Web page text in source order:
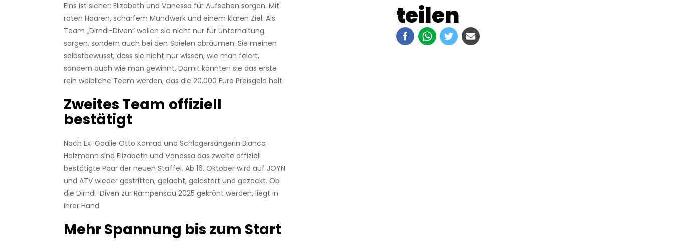
Eins ist sicher: Elizabeth und Vanessa für Aufsehen sorgen. Mit
roten Haaren, scharfem Mundwerk und einem klaren Ziel. Als
Team „Dirndl-Diven“ wollen sie nicht nur für Unterhaltung
sorgen, sondern auch bei den Spielen abräumen. Sie meinen
selbstbewusst, dass sie nicht nur wissen, wie man feiert,
sondern auch wie man gewinnt. Damit könnten sie das erste
rein weibliche Team werden, das die 20.000 Euro Preisgeld holt.
Zweites Team offiziell
bestätigt
Nach Ex-Goalie Otto Konrad und Schlagersängerin Bianca
Holzmann sind Elizabeth und Vanessa das zweite offiziell
bestätigte Paar der neuen Staffel. Ab 16. Oktober wird auf JOYN
und ATV wieder gestritten, gelacht, gelästert und gezockt. Ob
die Dirndl-Diven zur Rampensau 2025 gekrönt werden, liegt in
ihrer Hand.
Mehr Spannung bis zum Start
teilen